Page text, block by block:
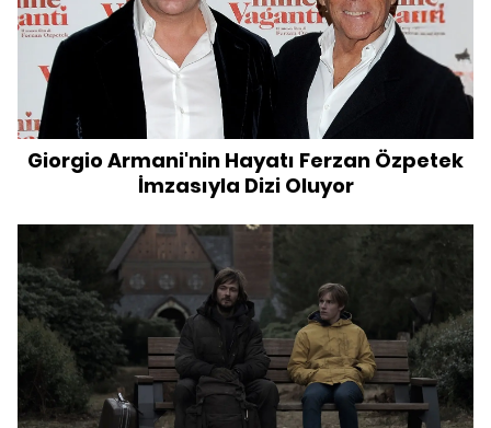
Giorgio Armani'nin Hayatı Ferzan Özpetek
İmzasıyla Dizi Oluyor